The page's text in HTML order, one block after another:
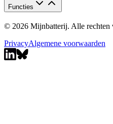
Functies
© 2026 Mijnbatterij. Alle rechten
PrivacyAlgemene voorwaarden